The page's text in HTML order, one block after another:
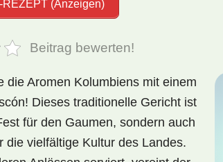
REZEPT (Anzeigen)
Beitrag bewerten!
die Aromen Kolumbiens mit einem
Dieses traditionelle Gericht ist
für den Gaumen, sondern auch
die vielfältige Kultur des Landes.